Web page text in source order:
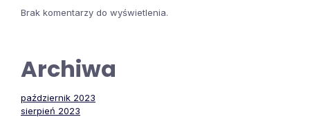
Brak komentarzy do wyświetlenia.
Archiwa
październik 2023
sierpień 2023